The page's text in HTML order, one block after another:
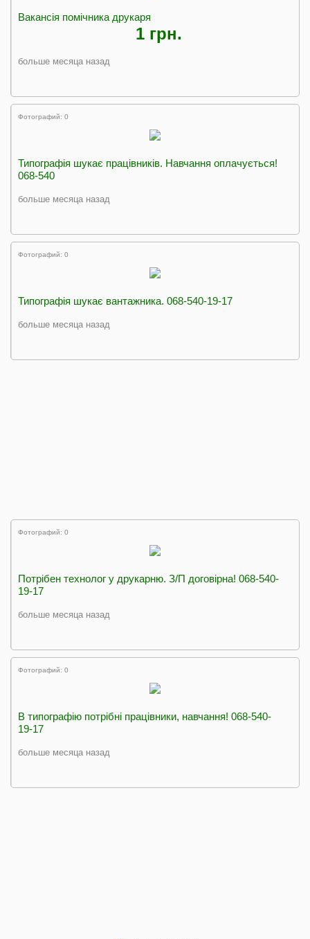
Вакансія помічника друкаря
1 грн.
больше месяца назад
Фотографий: 0
Типографія шукає працівників. Навчання оплачується!
068-540
больше месяца назад
Фотографий: 0
Типографія шукає вантажника. 068-540-19-17
больше месяца назад
Фотографий: 0
Потрібен технолог у друкарню. З/П договірна! 068-540-
19-17
больше месяца назад
Фотографий: 0
В типографію потрібні працівники, навчання! 068-540-
19-17
больше месяца назад